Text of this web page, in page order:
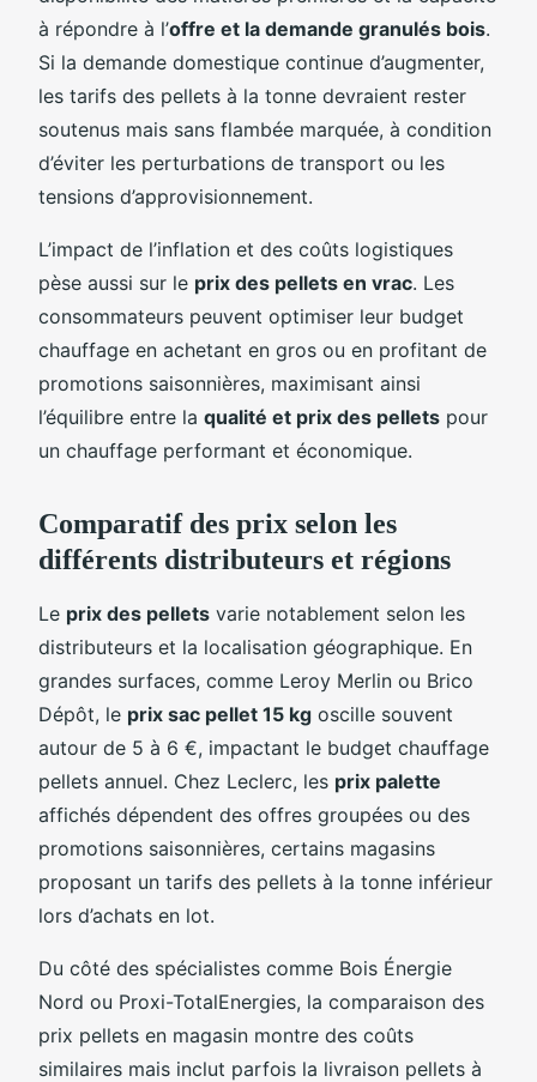
à répondre à l’offre et la demande granulés bois.
Si la demande domestique continue d’augmenter,
les tarifs des pellets à la tonne devraient rester
soutenus mais sans flambée marquée, à condition
d’éviter les perturbations de transport ou les
tensions d’approvisionnement.
L’impact de l’inflation et des coûts logistiques
pèse aussi sur le prix des pellets en vrac. Les
consommateurs peuvent optimiser leur budget
chauffage en achetant en gros ou en profitant de
promotions saisonnières, maximisant ainsi
l’équilibre entre la qualité et prix des pellets pour
un chauffage performant et économique.
Comparatif des prix selon les
différents distributeurs et régions
Le prix des pellets varie notablement selon les
distributeurs et la localisation géographique. En
grandes surfaces, comme Leroy Merlin ou Brico
Dépôt, le prix sac pellet 15 kg oscille souvent
autour de 5 à 6 €, impactant le budget chauffage
pellets annuel. Chez Leclerc, les prix palette
affichés dépendent des offres groupées ou des
promotions saisonnières, certains magasins
proposant un tarifs des pellets à la tonne inférieur
lors d’achats en lot.
Du côté des spécialistes comme Bois Énergie
Nord ou Proxi-TotalEnergies, la comparaison des
prix pellets en magasin montre des coûts
similaires mais inclut parfois la livraison pellets à